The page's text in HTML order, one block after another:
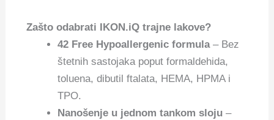
Zašto odabrati IKON.iQ trajne lakove?
42 Free Hypoallergenic formula– Bez
štetnih sastojaka poput formaldehida,
toluena, dibutil ftalata, HEMA, HPMA i
TPO.
Nanošenje u jednom tankom sloju –